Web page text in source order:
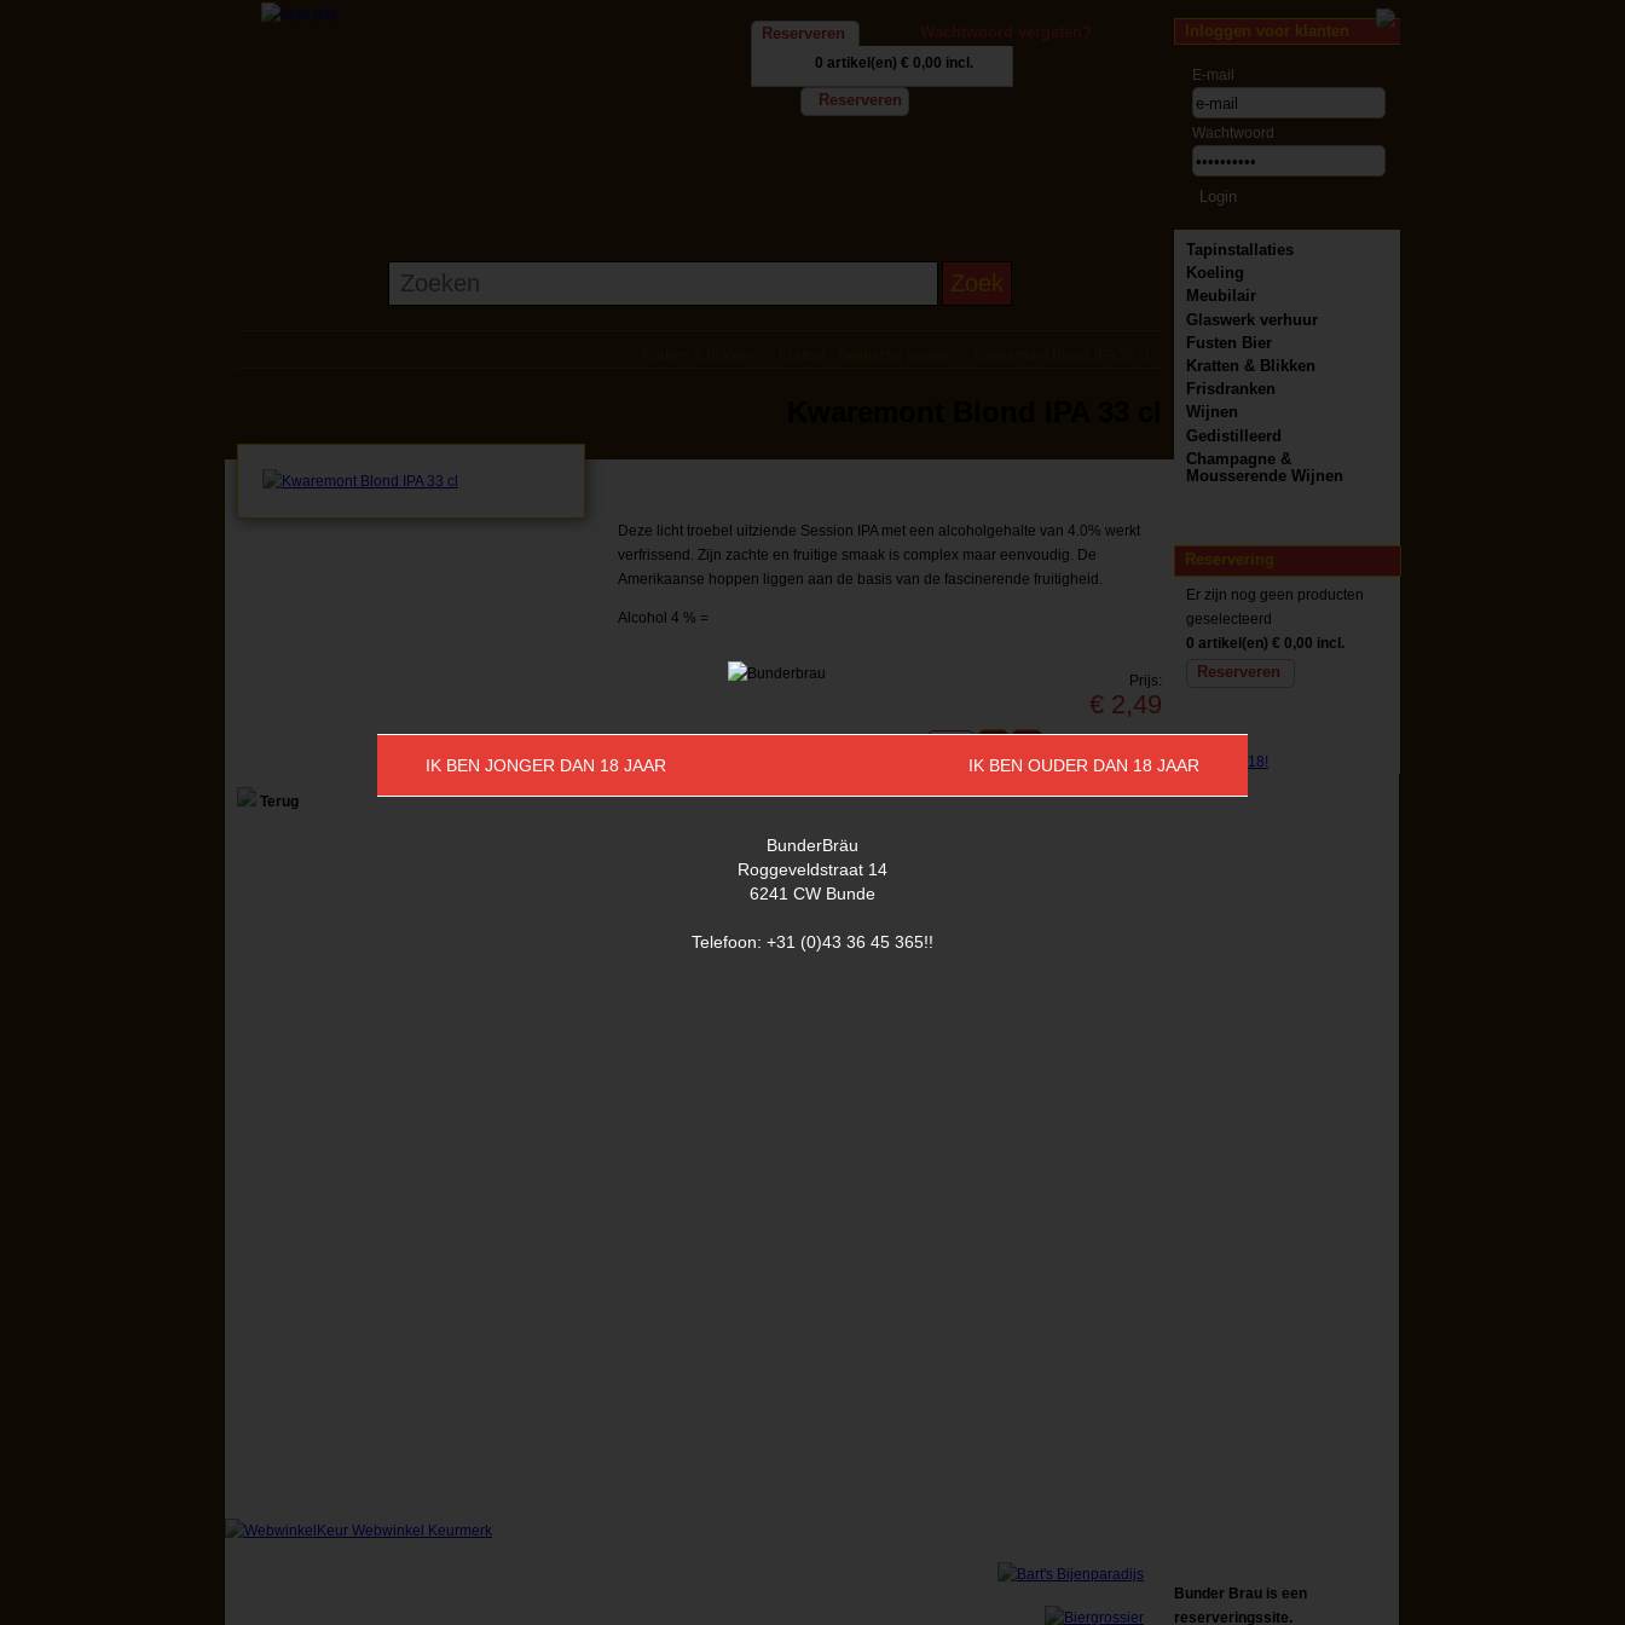
Inloggen voor klanten
E-mail
Wachtwoord
Reserveren Wachtwoord vergeten?
0 artikel(en) € 0,00 incl.
Reserveren
Deze licht troebel uitziende Session IPA met een alcoholgehalte van 4.0% werkt
verfrissend. Zijn zachte en fruitige smaak is complex maar eenvoudig. De
Amerikaanse hoppen liggen aan de basis van de fascinerende fruitigheid.
Alcohol 4 % =
Prijs:
€ 2,49
Terug
Tapinstallaties
Koeling
Meubilair
Glaswerk verhuur
Fusten Bier
Kratten & Blikken
Frisdranken
Wijnen
Gedistilleerd
Champagne &
Mousserende Wijnen
Reservering
Er zijn nog geen producten
geselecteerd
0 artikel(en) € 0,00 incl.
Reserveren
Bunder Brau is een
reserveringssite.
IK BEN JONGER DAN 18 JAAR IK BEN OUDER DAN 18 JAAR
BunderBräu
Roggeveldstraat 14
6241 CW Bunde
Telefoon: +31 (0)43 36 45 365!!